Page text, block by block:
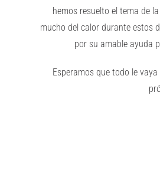
hemos resuelto el tema de
mucho del calor durante estos
por su amable ayuda
Esperamos que todo le